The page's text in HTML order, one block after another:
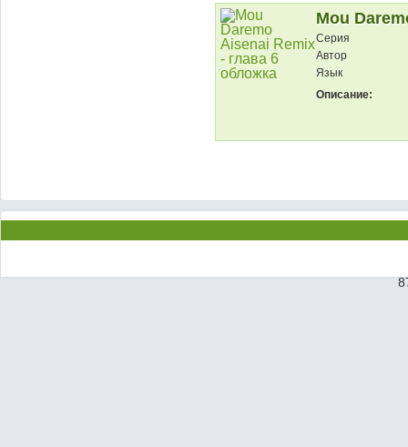
Mou
Серия
Автор
Язык
Описание: